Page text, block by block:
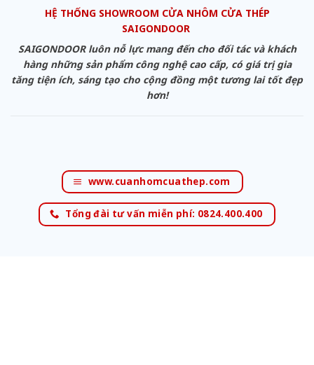
HỆ THỐNG SHOWROOM CỬA NHÔM CỬA THÉP
SAIGONDOOR
SAIGONDOOR luôn nỗ lực mang đến cho đối tác và khách
hàng những sản phẩm công nghệ cao cấp, có giá trị gia
tăng tiện ích, sáng tạo cho cộng đồng một tương lai tốt đẹp
hơn!
www.cuanhomcuathep.com
Tổng đài tư vấn miễn phí: 0824.400.400